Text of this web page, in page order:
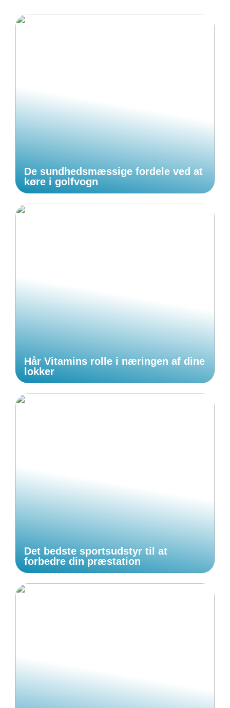
De sundhedsmæssige fordele ved at
køre i golfvogn
Hår Vitamins rolle i næringen af dine
lokker
Det bedste sportsudstyr til at
forbedre din præstation